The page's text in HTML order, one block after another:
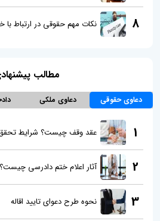
8 نکات مهم حقوقی در ارتباط
مطالب
دعاوی حقوقی دعاوی ملکی
1 عقد وقف چیست؟ شرایط
2 آثار اعلام ختم دادرسی چیست؟
3 نحوه طرح دعوای تایید اقاله